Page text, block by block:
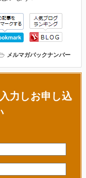
メルマガバックナンバー
力しお申し込